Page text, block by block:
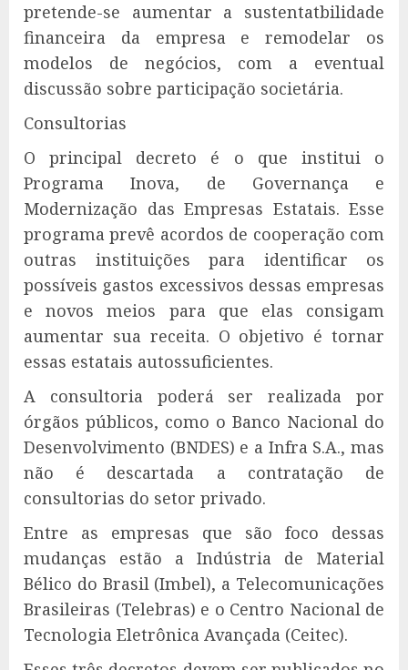
pretende-se aumentar a sustentatbilidade
financeira da empresa e remodelar os
modelos de negócios, com a eventual
discussão sobre participação societária.
Consultorias
O principal decreto é o que institui o
Programa Inova, de Governança e
Modernização das Empresas Estatais. Esse
programa prevê acordos de cooperação com
outras instituições para identificar os
possíveis gastos excessivos dessas empresas
e novos meios para que elas consigam
aumentar sua receita. O objetivo é tornar
essas estatais autossuficientes.
A consultoria poderá ser realizada por
órgãos públicos, como o Banco Nacional do
Desenvolvimento (BNDES) e a Infra S.A., mas
não é descartada a contratação de
consultorias do setor privado.
Entre as empresas que são foco dessas
mudanças estão a Indústria de Material
Bélico do Brasil (Imbel), a Telecomunicações
Brasileiras (Telebras) e o Centro Nacional de
Tecnologia Eletrônica Avançada (Ceitec).